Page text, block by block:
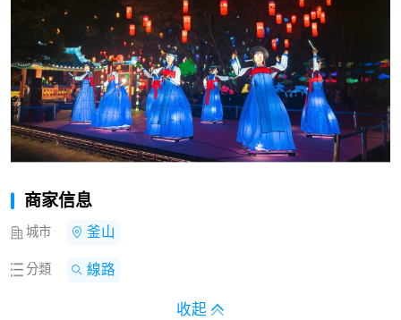
商家信息
城市 釜山
分類 線路
收起